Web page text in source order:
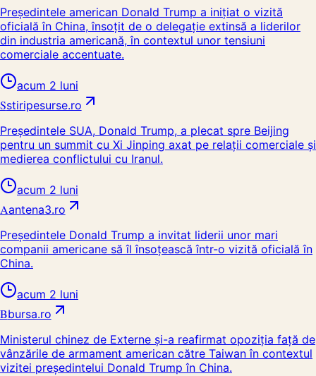
Președintele american Donald Trump a inițiat o vizită
oficială în China, însoțit de o delegație extinsă a liderilor
din industria americană, în contextul unor tensiuni
comerciale accentuate.
acum 2 luni
Sstiripesurse.ro
Președintele SUA, Donald Trump, a plecat spre Beijing
pentru un summit cu Xi Jinping axat pe relații comerciale și
medierea conflictului cu Iranul.
acum 2 luni
Aantena3.ro
Președintele Donald Trump a invitat liderii unor mari
companii americane să îl însoțească într-o vizită oficială în
China.
acum 2 luni
Bbursa.ro
Ministerul chinez de Externe și-a reafirmat opoziția față de
vânzările de armament american către Taiwan în contextul
vizitei președintelui Donald Trump în China.